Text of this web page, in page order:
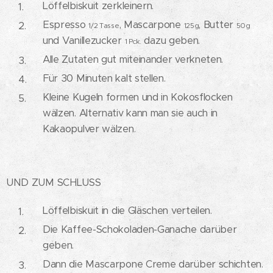
Löffelbiskuit zerkleinern.
Espresso1/2 Tasse, Mascarpone 125g, Butter 50g
und Vanillezucker 1 Pck. dazu geben.
Alle Zutaten gut miteinander verkneten.
Für 30 Minuten kalt stellen.
Kleine Kugeln formen und in Kokosflocken
wälzen. Alternativ kann man sie auch in
Kakaopulver wälzen.
UND ZUM SCHLUSS
Löffelbiskuit in die Gläschen verteilen.
Die Kaffee-Schokoladen-Ganache darüber
geben.
Dann die Mascarpone Creme darüber schichten.